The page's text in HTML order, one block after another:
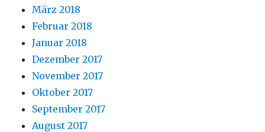
März 2018
Februar 2018
Januar 2018
Dezember 2017
November 2017
Oktober 2017
September 2017
August 2017